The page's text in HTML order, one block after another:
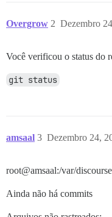
Overgrow Dezembro
2
Você verificou o status do
git status
amsaal Dezembro 24,
3
root@amsaal:/var/
Ainda não há commits